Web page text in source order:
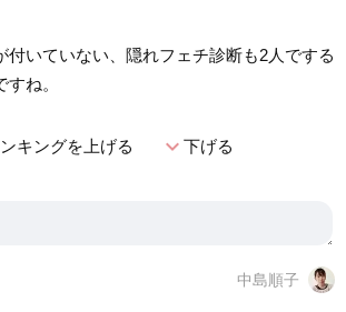
付いていない、隠れフェチ診断も2人でする
ね。
キングを上げる expand_more下げる
中島順子